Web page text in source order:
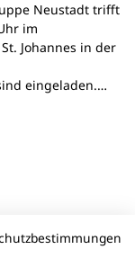
Neustadt trifft
im
Johannes in der
eingeladen.…